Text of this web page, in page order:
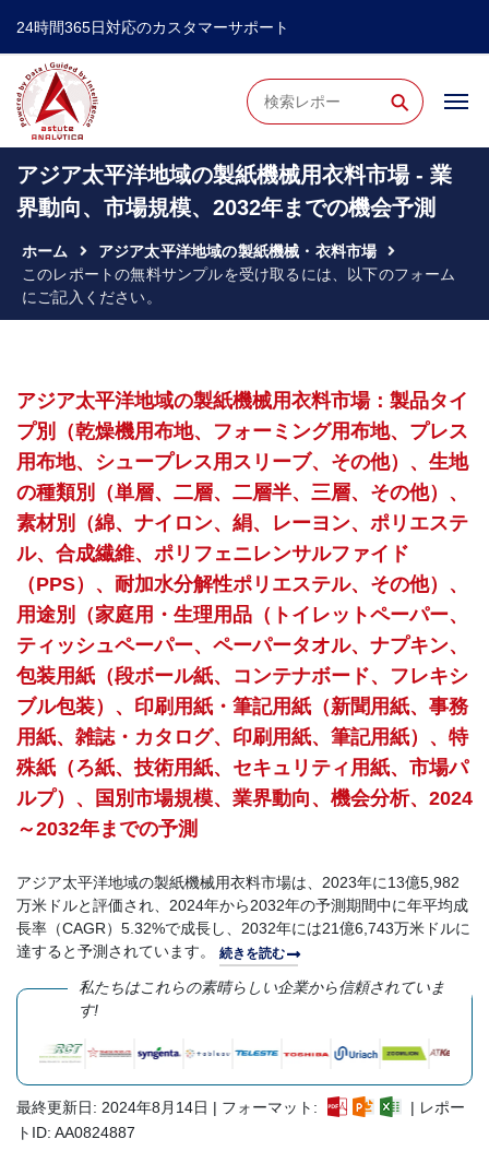
24時間365日対応のカスタマーサポート
⚲
アジア太平洋地域の製紙機械用衣料市場 - 業
界動向、市場規模、2032年までの機会予測
ホーム
アジア太平洋地域の製紙機械・衣料市場
このレポートの無料サンプルを受け取るには、以下のフォーム
にご記入ください。
アジア太平洋地域の製紙機械用衣料市場：製品タイ
プ別（乾燥機用布地、フォーミング用布地、プレス
用布地、シュープレス用スリーブ、その他）、生地
の種類別（単層、二層、二層半、三層、その他）、
素材別（綿、ナイロン、絹、レーヨン、ポリエステ
ル、合成繊維、ポリフェニレンサルファイド
（PPS）、耐加水分解性ポリエステル、その他）、
用途別（家庭用・生理用品（トイレットペーパー、
ティッシュペーパー、ペーパータオル、ナプキン、
包装用紙（段ボール紙、コンテナボード、フレキシ
ブル包装）、印刷用紙・筆記用紙（新聞用紙、事務
用紙、雑誌・カタログ、印刷用紙、筆記用紙）、特
殊紙（ろ紙、技術用紙、セキュリティ用紙、市場パ
ルプ）、国別市場規模、業界動向、機会分析、2024
～2032年までの予測
アジア太平洋地域の製紙機械用衣料市場は、2023年に13億5,982
万米ドルと評価され、2024年から2032年の予測期間中に年平均成
長率（CAGR）5.32%で成長し、2032年には21億6,743万米ドルに
達すると予測されています。 続きを読む
私たちはこれらの素晴らしい企業から信頼されていま
す!
最終更新日: 2024年8月14日 | フォーマット:
| レポー
トID: AA0824887